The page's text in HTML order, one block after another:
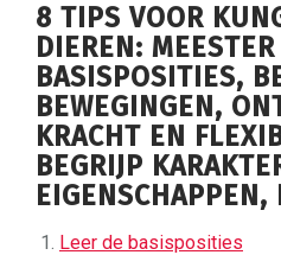
8 TIPS VOOR
DIEREN:
BASISPOSITIES,
BEWEGINGEN,
KRACHT EN
BEGRIJP
EIGENSCHAPPEN,
Leer de basisposities